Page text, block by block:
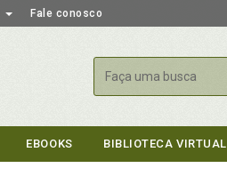
Fale conosco
Buscar
EBOOKS BIBLIOTECA VIRTUAL